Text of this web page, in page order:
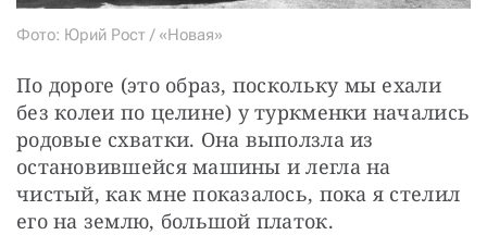
Фото: Юрий Рост / «Новая»
По дороге (это образ, поскольку мы ехали
без колеи по целине) у туркменки начались
родовые схватки. Она выползла из
остановившейся машины и легла на
чистый, как мне показалось, пока я стелил
его на землю, большой платок.